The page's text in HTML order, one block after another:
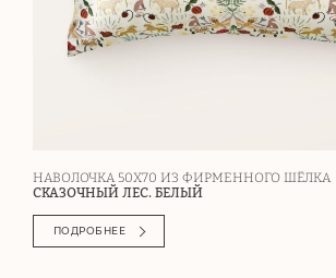
НАВОЛОЧКА 50Х70 ИЗ ФИРМЕННОГО ШЁЛКА
СКАЗОЧНЫЙ ЛЕС. БЕЛЫЙ
ПОДРОБНЕЕ